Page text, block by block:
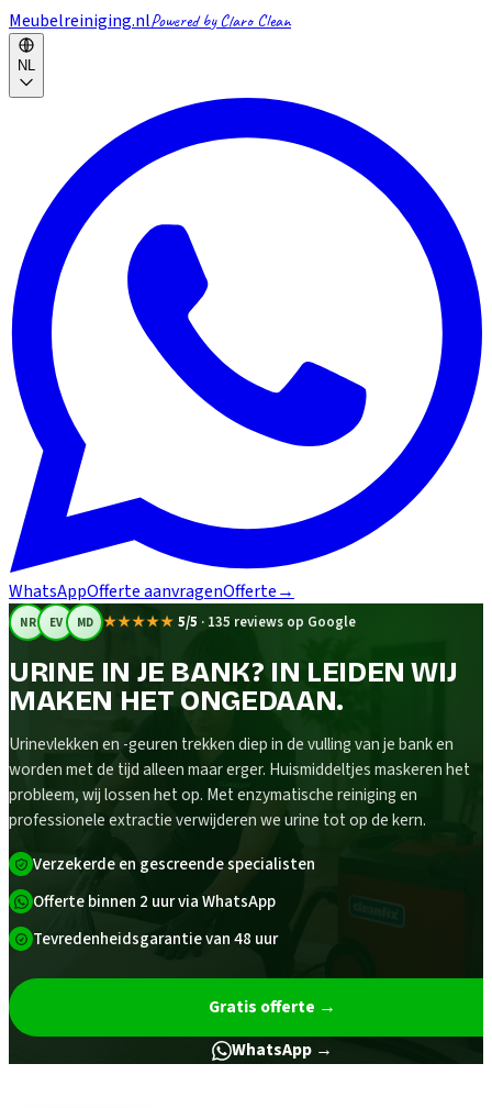
Meubelreiniging.nlPowered by Claro Clean
NL
WhatsAppOfferte aanvragenOfferte→
NR EV MD ★★★★★ 5/5 · 135 reviews op Google
URINE IN JE BANK? IN LEIDEN WIJ
MAKEN HET ONGEDAAN.
Urinevlekken en -geuren trekken diep in de vulling van je bank en
worden met de tijd alleen maar erger. Huismiddeltjes maskeren het
probleem, wij lossen het op. Met enzymatische reiniging en
professionele extractie verwijderen we urine tot op de kern.
Verzekerde en gescreende specialisten
Offerte binnen 2 uur via WhatsApp
Tevredenheidsgarantie van 48 uur
Gratis offerte →
WhatsApp →